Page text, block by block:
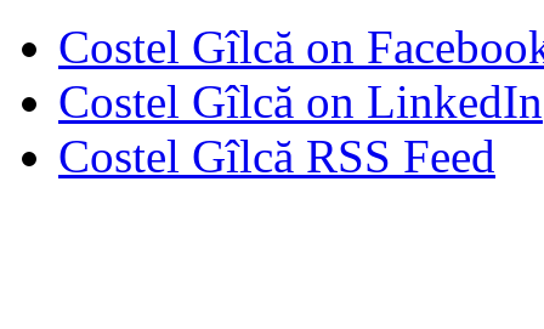
Costel Gîlcă on
Costel Gîlcă on LinkedIn
Costel Gîlcă RSS Feed